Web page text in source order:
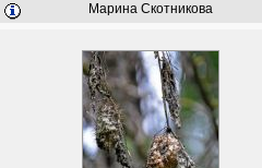
Марина Скотникова